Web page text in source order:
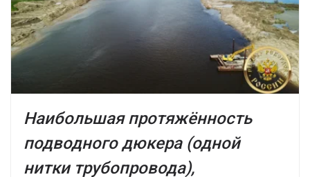
Наибольшая протяжённость
подводного дюкера (одной
нитки трубопровода),